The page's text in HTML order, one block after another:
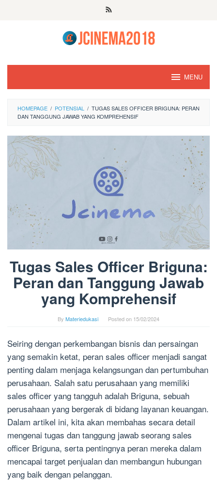
MENU
HOMEPAGE / POTENSIAL / TUGAS SALES OFFICER BRIGUNA: PERAN
DAN TANGGUNG JAWAB YANG KOMPREHENSIF
Tugas Sales Officer Briguna:
Peran dan Tanggung Jawab
yang Komprehensif
By Materiedukasi Posted on 15/02/2024
Seiring dengan perkembangan bisnis dan persaingan
yang semakin ketat, peran sales officer menjadi sangat
penting dalam menjaga kelangsungan dan pertumbuhan
perusahaan. Salah satu perusahaan yang memiliki
sales officer yang tangguh adalah Briguna, sebuah
perusahaan yang bergerak di bidang layanan keuangan.
Dalam artikel ini, kita akan membahas secara detail
mengenai tugas dan tanggung jawab seorang sales
officer Briguna, serta pentingnya peran mereka dalam
mencapai target penjualan dan membangun hubungan
yang baik dengan pelanggan.